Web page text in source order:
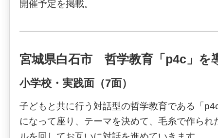
開催予定を掲載。
宮城県白石市 哲学教育「p4c」を
小学校・実践面（7面）
子どもと共に行う対話型の哲学教育である「
になって座り、テーマを決めて、毛糸で作られ